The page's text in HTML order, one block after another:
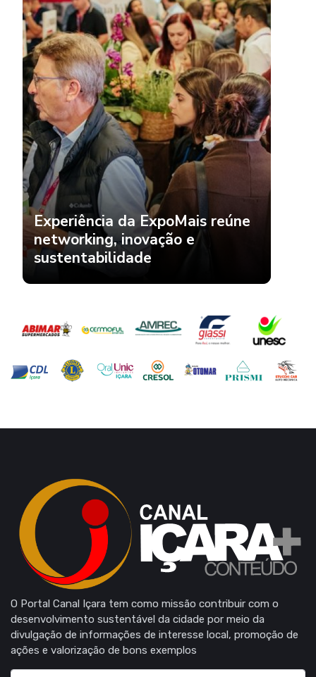
Experiência da ExpoMais reúne
networking, inovação e
sustentabilidade
O Portal Canal Içara tem como missão contribuir com o
desenvolvimento sustentável da cidade por meio da
divulgação de informações de interesse local, promoção de
ações e valorização de bons exemplos